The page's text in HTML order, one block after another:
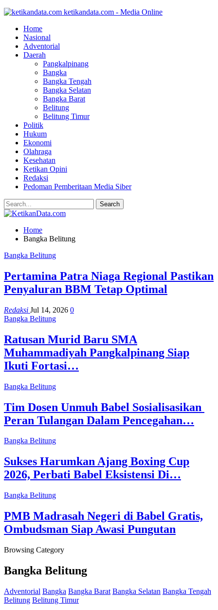
ketikandata.com - Media Online
Home
Nasional
Adventorial
Daerah
Pangkalpinang
Bangka
Bangka Tengah
Bangka Selatan
Bangka Barat
Belitung
Belitung Timur
Politik
Hukum
Ekonomi
Olahraga
Kesehatan
Ketikan Opini
Redaksi
Pedoman Pemberitaan Media Siber
Home
Bangka Belitung
Bangka Belitung
Pertamina Patra Niaga Regional Pastikan
Penyaluran BBM Tetap Optimal
Redaksi Jul 14, 2026 0
Bangka Belitung
Ratusan Murid Baru SMA
Muhammadiyah Pangkalpinang Siap
Ikuti Fortasi…
Bangka Belitung
Tim Dosen Unmuh Babel Sosialisasikan
Peran Tulangan Dalam Pencegahan…
Bangka Belitung
Sukses Harumkan Ajang Boxing Cup
2026, Perbati Babel Eksistensi Di…
Bangka Belitung
PMB Madrasah Negeri di Babel Gratis,
Ombudsman Siap Awasi Pungutan
Browsing Category
Bangka Belitung
Adventorial Bangka Bangka Barat Bangka Selatan Bangka Tengah
Belitung Belitung Timur